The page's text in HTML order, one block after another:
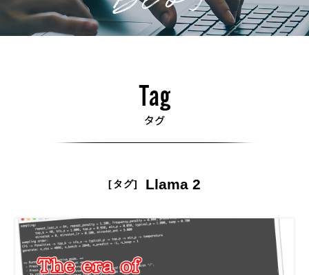
[タグ] Llama 2